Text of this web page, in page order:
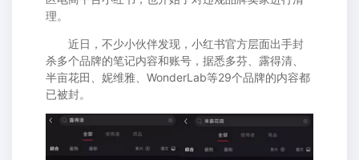
理。
近日，不少小伙伴发现，小红书官方层面出手封
杀多个品牌的笔记内容和账号，据悉多芬、露得清、
半亩花田、妮维雅、WonderLab等29个品牌的内容都
已被封。